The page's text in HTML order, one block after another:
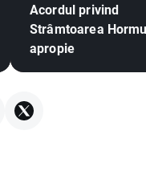
Acordul privind
Strâmtoarea
apropie